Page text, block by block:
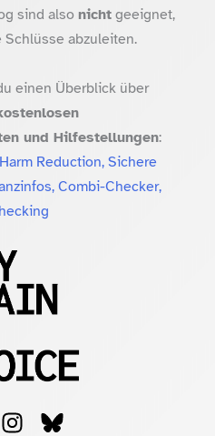
sind also nichtgeeignet,
abzuleiten.
einen Überblick über
und Hilfestellungen:
Reduction, Sichere
Combi-Checker,